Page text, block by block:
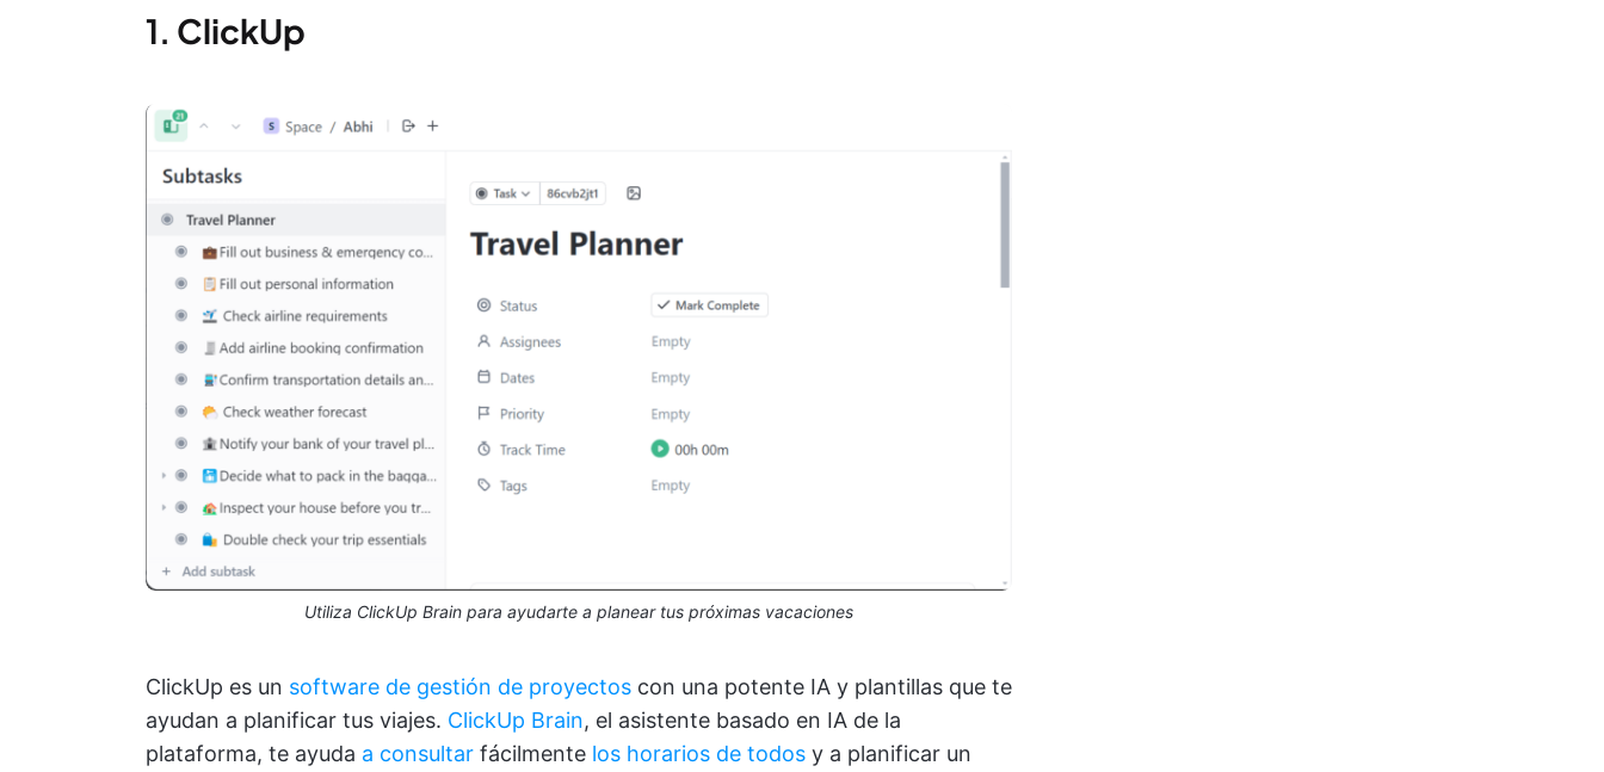
1. ClickUp
Utiliza ClickUp Brain para ayudarte a planear tus próximas vacaciones
ClickUp es un software de gestión de proyectos con una potente IA y plantillas que te
ayudan a planificar tus viajes. ClickUp Brain, el asistente basado en IA de la
plataforma, te ayuda a consultar fácilmente los horarios de todos y a planificar un